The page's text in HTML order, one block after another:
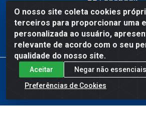
O nosso site coleta cookies
terceiros para proporcionar uma
personalizada ao usuário,
relevante de acordo com o seu
qualidade do nosso site.
Aceitar
Negar não essenciais
Preferências de Cookies
YouTube
Linkedin
Gigavale Atacado - Av. Pedro Friggi, 451 -
dos Campos/SP - CEP 12223-430 -